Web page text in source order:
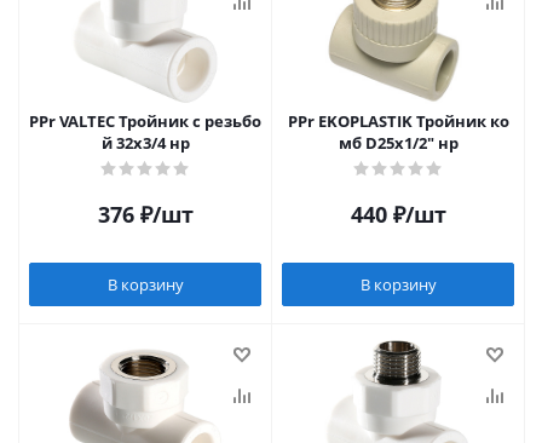
PPr VALTEC Тройник c резьбо
й 32х3/4 нр
376₽/шт
В корзину
PPr EKOPLASTIK Тройник ко
мб D25х1/2" нр
440₽/шт
В корзину